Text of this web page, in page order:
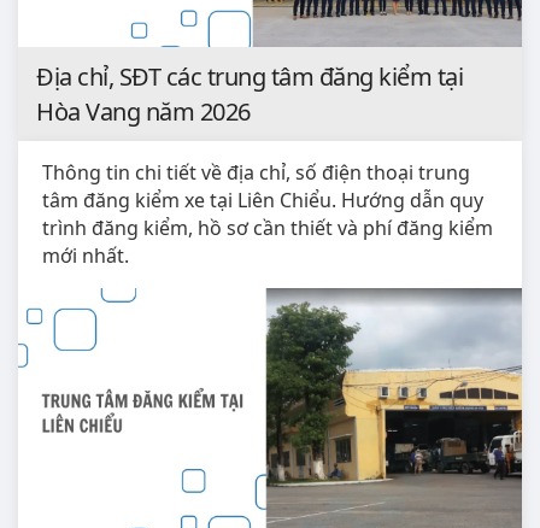
Địa chỉ, SĐT các trung tâm đăng kiểm tại
Hòa Vang năm 2026
Thông tin chi tiết về địa chỉ, số điện thoại trung
tâm đăng kiểm xe tại Liên Chiểu. Hướng dẫn quy
trình đăng kiểm, hồ sơ cần thiết và phí đăng kiểm
mới nhất.